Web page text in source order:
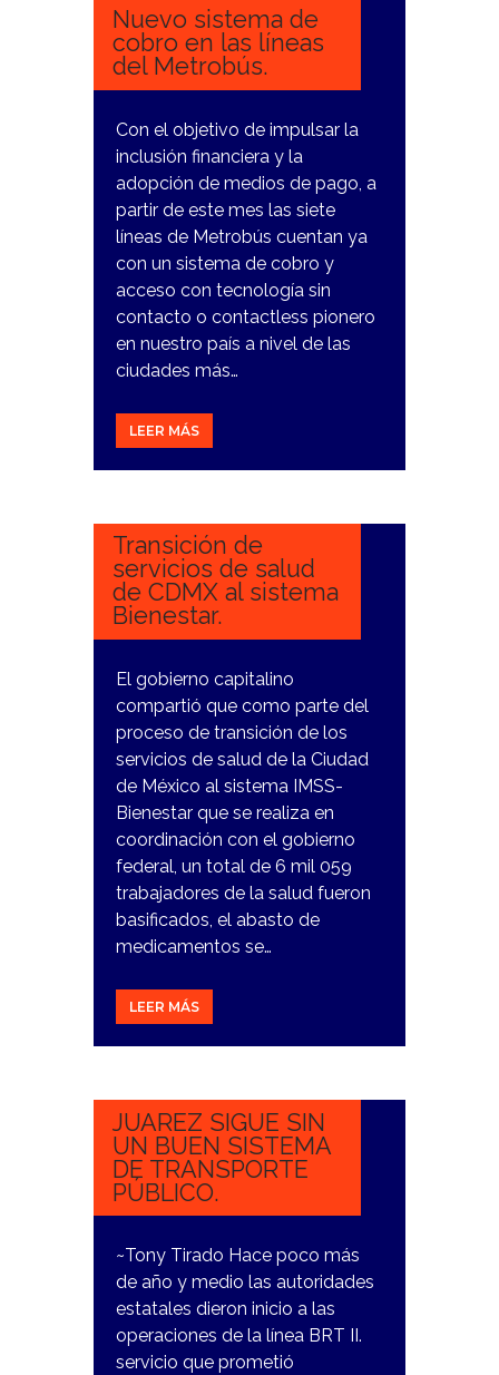
Nuevo sistema de
cobro en las líneas
del Metrobús.
Con el objetivo de impulsar la
inclusión financiera y la
adopción de medios de pago, a
partir de este mes las siete
líneas de Metrobús cuentan ya
con un sistema de cobro y
acceso con tecnología sin
contacto o contactless pionero
en nuestro país a nivel de las
ciudades más…
LEER MÁS
23
Transición de
servicios de salud
de CDMX al sistema
Bienestar.
El gobierno capitalino
compartió que como parte del
proceso de transición de los
servicios de salud de la Ciudad
de México al sistema IMSS-
Bienestar que se realiza en
coordinación con el gobierno
federal, un total de 6 mil 059
trabajadores de la salud fueron
basificados, el abasto de
medicamentos se…
LEER MÁS
7
JUAREZ SIGUE SIN
UN BUEN SISTEMA
DE TRANSPORTE
PÚBLICO.
~Tony Tirado Hace poco más
de año y medio las autoridades
estatales dieron inicio a las
operaciones de la línea BRT II.
servicio que prometió